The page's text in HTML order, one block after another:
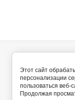
Этот сайт
персонализации
пользоваться веб-
Продолжая